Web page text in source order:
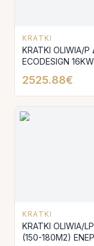
KRATKI
KRATKI OLIWIA/
ECODESIGN
2525.88€
KRATKI
KRATKI OLIWIA/
(150-180M2)